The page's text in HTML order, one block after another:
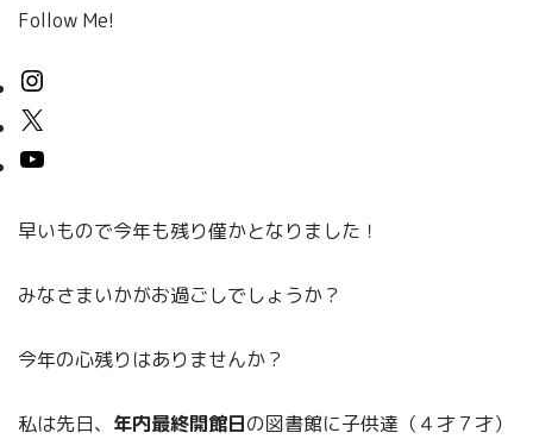
Follow Me!
早いもので今年も残り僅かとなりました！
みなさまいかがお過ごしでしょうか？
今年の心残りはありませんか？
私は先日、 年内最終開館日の図書館に子供達（４才７才）